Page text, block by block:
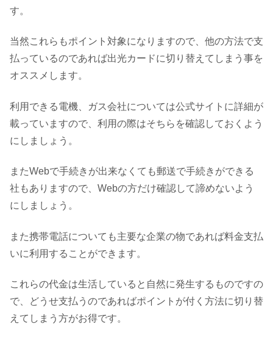
す。
当然これらもポイント対象になりますので、他の方法で支
払っているのであれば出光カードに切り替えてしまう事を
オススメします。
利用できる電機、ガス会社については公式サイトに詳細が
載っていますので、利用の際はそちらを確認しておくよう
にしましょう。
またWebで手続きが出来なくても郵送で手続きができる
社もありますので、Webの方だけ確認して諦めないよう
にしましょう。
また携帯電話についても主要な企業の物であれば料金支払
いに利用することができます。
これらの代金は生活していると自然に発生するものですの
で、どうせ支払うのであればポイントが付く方法に切り替
えてしまう方がお得です。